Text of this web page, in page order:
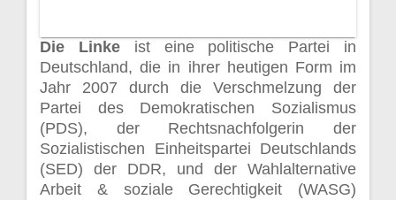
Die Linkeist eine politische Partei in
Deutschland, die in ihrer heutigen Form im
Jahr 2007 durch die Verschmelzung der
Partei des Demokratischen Sozialismus
(PDS), der Rechtsnachfolgerin der
Sozialistischen Einheitspartei Deutschlands
(SED) der DDR, und der Wahlalternative
Arbeit & soziale Gerechtigkeit (WASG)